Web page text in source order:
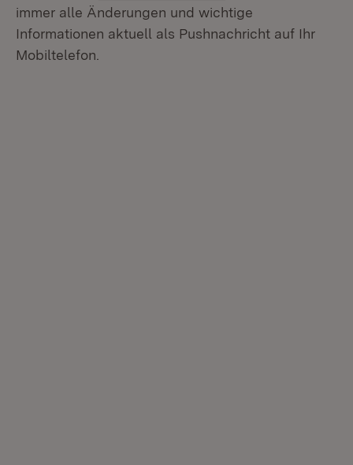
immer alle Änderungen und wichtige
Informationen aktuell als Pushnachricht auf Ihr
Mobiltelefon.